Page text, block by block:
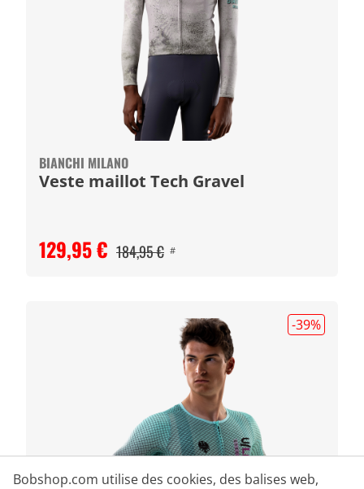
BIANCHI MILANO
Veste maillot Tech Gravel
129,95 € 184,95 € #
-39%
Bobshop.com utilise des cookies, des balises web,